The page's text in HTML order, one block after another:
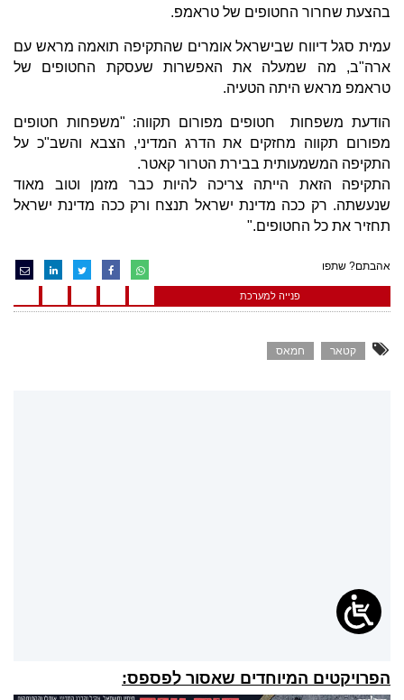
בהצעת שחרור החטופים של טראמפ.
עמית סגל דיווח שבישראל אומרים שהתקיפה תואמה מראש עם
ארה"ב, מה שמעלה את האפשרות שעסקת החטופים של
טראמפ מראש היתה הטעיה.
הודעת משפחות חטופים מפורום תקווה: "משפחות חטופים
מפורום תקווה מחזקים את הדרג המדיני, הצבא והשב"כ על
התקיפה המשמעותית בבירת הטרור קאטר.
התקיפה הזאת הייתה צריכה להיות כבר מזמן וטוב מאוד
שנעשתה. רק ככה מדינת ישראל תנצח ורק ככה מדינת ישראל
תחזיר את כל החטופים."
אהבתם? שתפו
פנייה למערכת
קטאר חמאס
הפרויקטים המיוחדים שאסור לפספס: